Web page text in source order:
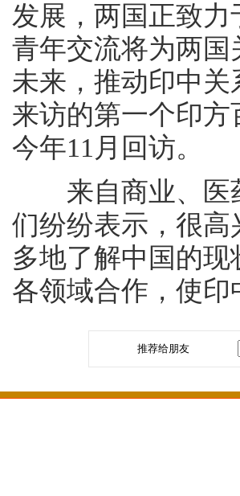
发展，两国正致
青年交流将为两
未来，推动印中
来访的第一个印
今年11月回访。
来自商业、医药
们纷纷表示，很
多地了解中国的
各领域合作，使
推荐给朋友